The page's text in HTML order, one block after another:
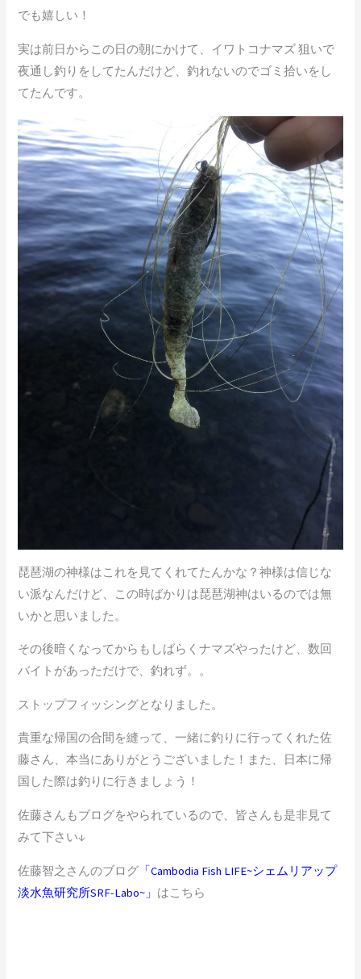
でも嬉しい！
実は前日からこの日の朝にかけて、イワトコナマズ 狙いで
夜通し釣りをしてたんだけど、釣れないのでゴミ拾いをし
てたんです。
琵琶湖の神様はこれを見てくれてたんかな？神様は信じな
い派なんだけど、この時ばかりは琵琶湖神はいるのでは無
いかと思いました。
その後暗くなってからもしばらくナマズやったけど、数回
バイトがあっただけで、釣れず。。
ストップフィッシングとなりました。
貴重な帰国の合間を縫って、一緒に釣りに行ってくれた佐
藤さん、本当にありがとうございました！また、日本に帰
国した際は釣りに行きましょう！
佐藤さんもブログをやられているので、皆さんも是非見て
みて下さい↓
佐藤智之さんのブログ 「Cambodia Fish LIFE~シェムリアップ
淡水魚研究所SRF-Labo~」 はこちら